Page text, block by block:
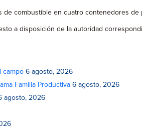
de combustible en cuatro contenedores de
a disposición de la autoridad
campo 6 agosto, 2026
Familia Productiva 6 agosto, 2026
agosto, 2026